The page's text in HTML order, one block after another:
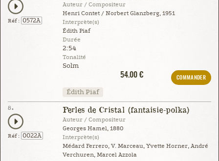
Réf : 0572A
Auteur / Compositeur
Henri Contet / Norbert Glanzberg, 1951
Interprète(s)
Édith Piaf
Durée
2:54
Tonalité
Solm
54.00 €
COMMANDER
Édith Piaf
8.
Réf : 0022A
Perles de Cristal (fantaisie-polka)
Auteur / Compositeur
Georges Hamel, 1880
Interprète(s)
Médard Ferrero, V. Marceau, Yvette Horner, André
Verchuren, Marcel Azzola